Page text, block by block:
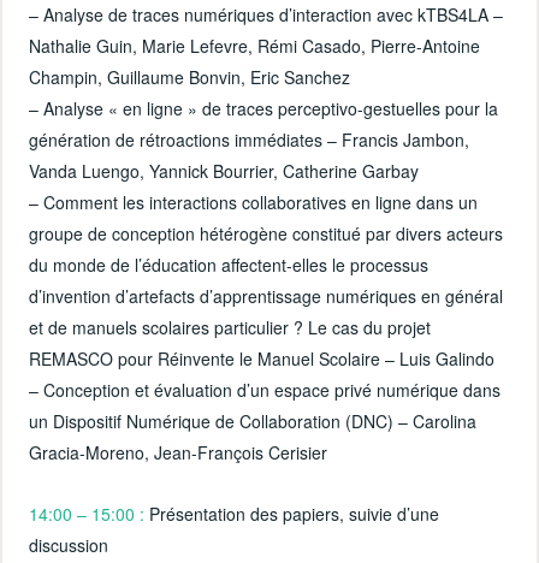
– Analyse de traces numériques d’interaction avec kTBS4LA –
Nathalie Guin, Marie Lefevre, Rémi Casado, Pierre-Antoine
Champin, Guillaume Bonvin, Eric Sanchez
– Analyse « en ligne » de traces perceptivo-gestuelles pour la
génération de rétroactions immédiates – Francis Jambon,
Vanda Luengo, Yannick Bourrier, Catherine Garbay
– Comment les interactions collaboratives en ligne dans un
groupe de conception hétérogène constitué par divers acteurs
du monde de l’éducation affectent-elles le processus
d’invention d’artefacts d’apprentissage numériques en général
et de manuels scolaires particulier ? Le cas du projet
REMASCO pour Réinvente le Manuel Scolaire – Luis Galindo
– Conception et évaluation d’un espace privé numérique dans
un Dispositif Numérique de Collaboration (DNC) – Carolina
Gracia-Moreno, Jean-François Cerisier
14:00 – 15:00 : Présentation des papiers, suivie d’une
discussion